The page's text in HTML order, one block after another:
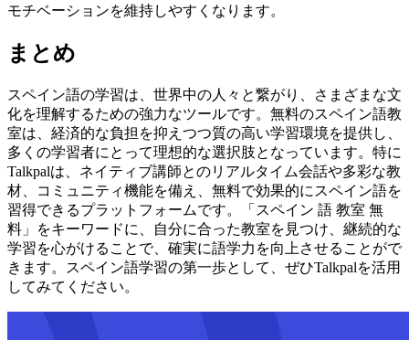
モチベーションを維持しやすくなります。
まとめ
スペイン語の学習は、世界中の人々と繋がり、さまざまな文
化を理解するための強力なツールです。無料のスペイン語教
室は、経済的な負担を抑えつつ質の高い学習環境を提供し、
多くの学習者にとって理想的な選択肢となっています。特に
Talkpalは、ネイティブ講師とのリアルタイム会話や多彩な教
材、コミュニティ機能を備え、無料で効果的にスペイン語を
習得できるプラットフォームです。「スペイン 語 教室 無
料」をキーワードに、自分に合った教室を見つけ、継続的な
学習を心がけることで、確実に語学力を向上させることがで
きます。スペイン語学習の第一歩として、ぜひTalkpalを活用
してみてください。